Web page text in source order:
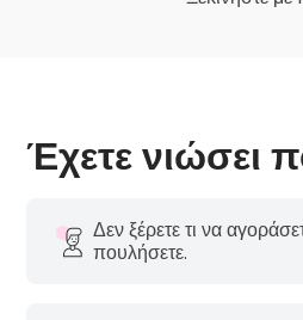
Έχετε νιώσει
Δεν ξέρετε τι να
πουλήσετε.